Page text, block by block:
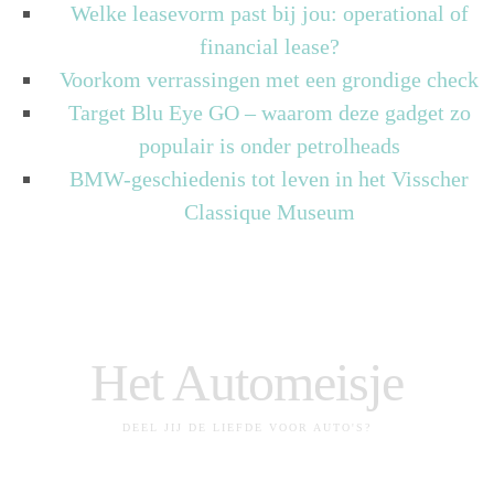
Welke leasevorm past bij jou: operational of
financial lease?
Voorkom verrassingen met een grondige check
Target Blu Eye GO – waarom deze gadget zo
populair is onder petrolheads
BMW-geschiedenis tot leven in het Visscher
Classique Museum
Het Automeisje
DEEL JIJ DE LIEFDE VOOR AUTO'S?